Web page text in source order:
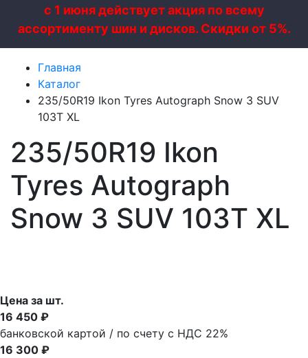
с 1 июня действует акция по всему
ассортименту шин и дисков. Скидки от 5%.
Главная
Каталог
235/50R19 Ikon Tyres Autograph Snow 3 SUV
103T XL
235/50R19 Ikon
Tyres Autograph
Snow 3 SUV 103T XL
Цена за шт.
16 450 ₽
банковской картой / по счету с НДС 22%
16 300 ₽